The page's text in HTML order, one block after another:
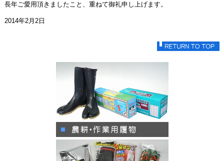
長年ご愛用頂きましたこと、重ねて御礼申し上げます。
2014年2月2日